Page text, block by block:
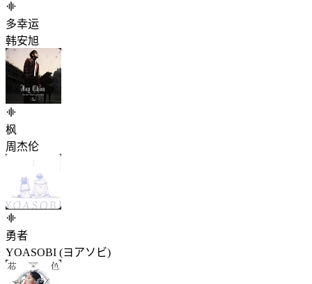
多幸运
韩安旭
枫
周杰伦
勇者
YOASOBI (ヨアソビ)